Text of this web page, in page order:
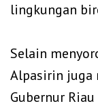
lingkungan
‎Selain
Alpasirin juga
Gubernur